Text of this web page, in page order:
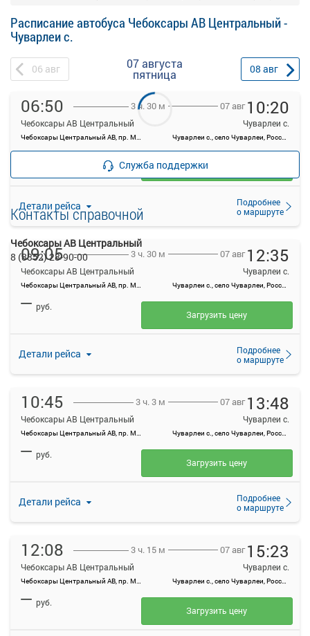
Расписание автобуса Чебоксары АВ Центральный -
Чуварлеи с.
06 авг 07 августа
пятница 08 авг
06:50
Чебоксары АВ Центральный
Чебоксары Центральный АВ, пр. Мира, 78, г. Чебоксары
3 ч. 30 м 07 авг 10:20
Чуварлеи с.
Чуварлеи с., село Чуварлеи, Россия
Детали рейса
Подробнее
о маршруте
—
Загрузить цену
09:05
Чебоксары АВ Центральный
Чебоксары Центральный АВ, пр. Мира, 78, г. Чебоксары
3 ч. 30 м 07 авг 12:35
Чуварлеи с.
Чуварлеи с., село Чуварлеи, Россия
Детали рейса
Подробнее
о маршруте
— руб.
Загрузить цену
10:45
Чебоксары АВ Центральный
Чебоксары Центральный АВ, пр. Мира, 78, г. Чебоксары
3 ч. 3 м 07 авг 13:48
Чуварлеи с.
Чуварлеи с., село Чуварлеи, Россия
Детали рейса
Подробнее
о маршруте
— руб.
Загрузить цену
12:08
Чебоксары АВ Центральный
Чебоксары Центральный АВ, пр. Мира, 78, г. Чебоксары
3 ч. 15 м 07 авг 15:23
Чуварлеи с.
Чуварлеи с., село Чуварлеи, Россия
— руб.
Загрузить цену
Служба поддержки
Контакты справочной
Чебоксары АВ Центральный
8 (8352) 28-90-00